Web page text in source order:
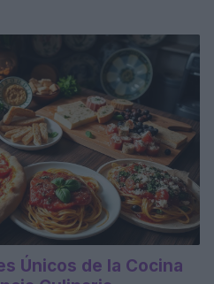
Únicos de la Cocina